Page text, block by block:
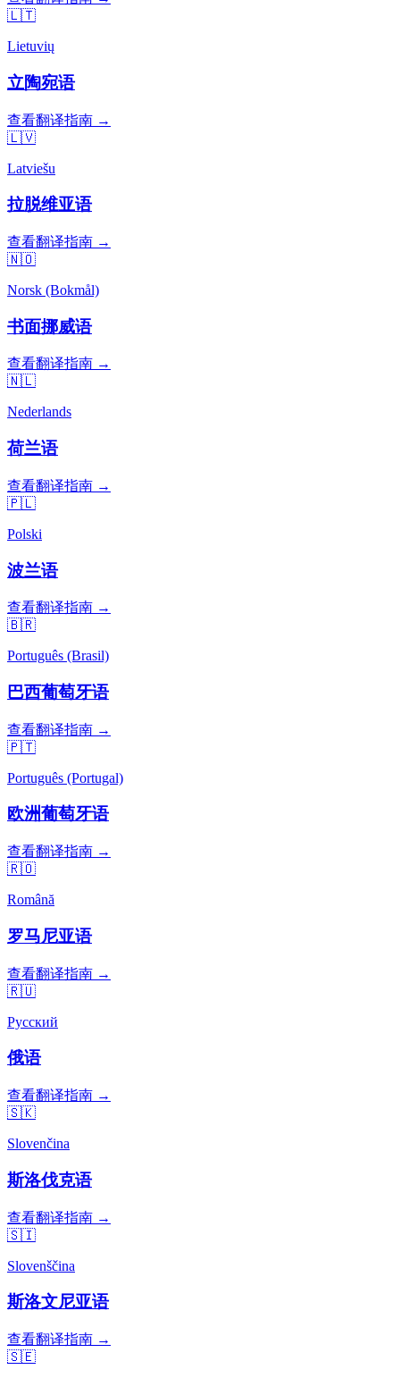
🇱🇹
Lietuvių
立陶宛语
查看翻译指南 →
🇱🇻
Latviešu
拉脱维亚语
查看翻译指南 →
🇳🇴
Norsk (Bokmål)
书面挪威语
查看翻译指南 →
🇳🇱
Nederlands
荷兰语
查看翻译指南 →
🇵🇱
Polski
波兰语
查看翻译指南 →
🇧🇷
Português (Brasil)
巴西葡萄牙语
查看翻译指南 →
🇵🇹
Português (Portugal)
欧洲葡萄牙语
查看翻译指南 →
🇷🇴
Română
罗马尼亚语
查看翻译指南 →
🇷🇺
Русский
俄语
查看翻译指南 →
🇸🇰
Slovenčina
斯洛伐克语
查看翻译指南 →
🇸🇮
Slovenščina
斯洛文尼亚语
查看翻译指南 →
🇸🇪